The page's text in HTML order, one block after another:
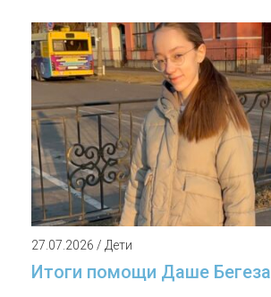
27.07.2026 / Дети
Итоги помощи Даше Бегеза